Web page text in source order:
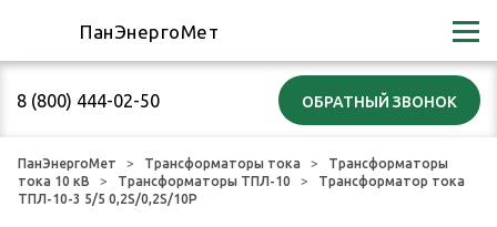
8 (800) 444-02-50
ПанЭнергоМет
ПанЭнергоМет Трансформаторы тока
Трансформаторы
тока 10 кВ
Трансформаторы ТПЛ-10
Трансформатор тока
ТПЛ-10-3 5/5 0,2S/0,2S/10Р